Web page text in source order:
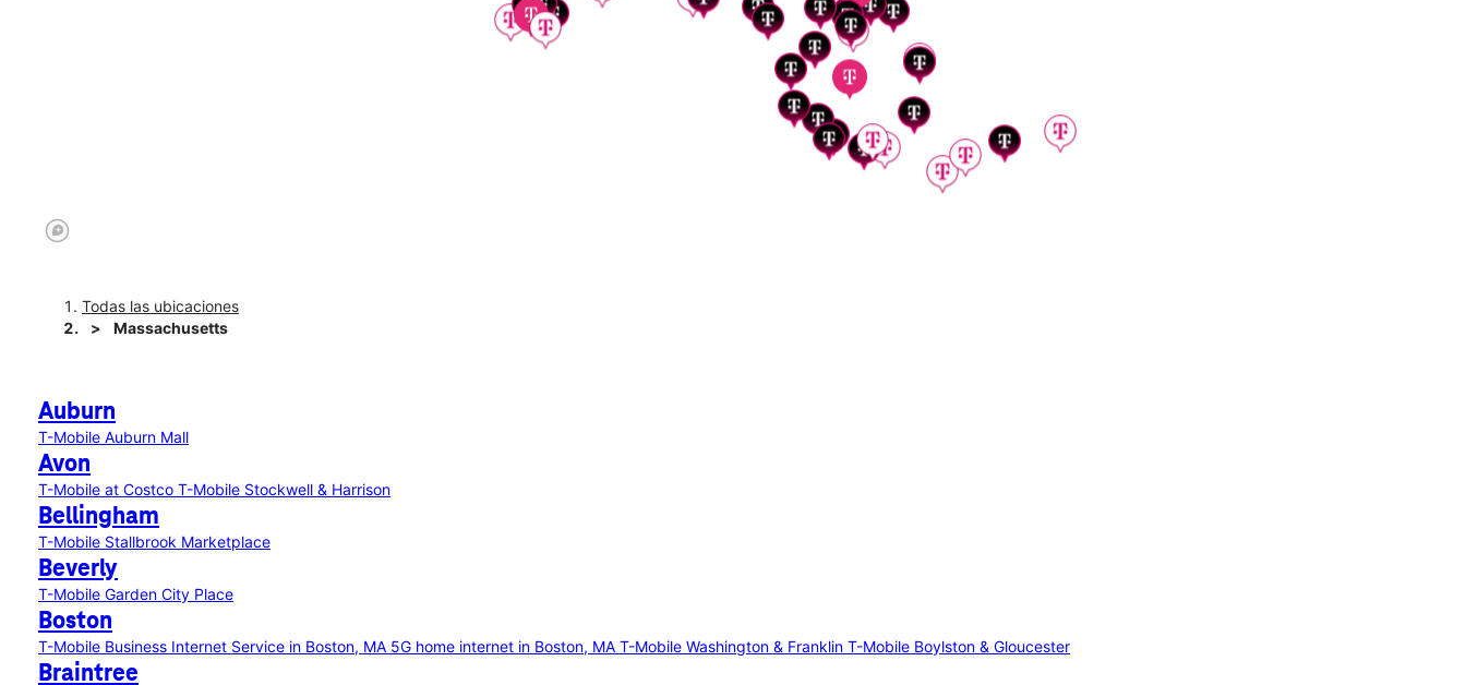
Todas las ubicaciones
Massachusetts
Auburn
T-Mobile Auburn Mall
Avon
T-Mobile at Costco T-Mobile Stockwell & Harrison
Bellingham
T-Mobile Stallbrook Marketplace
Beverly
T-Mobile Garden City Place
Boston
T-Mobile Business Internet Service in Boston, MA 5G home internet in Boston, MA T-Mobile Washington & Franklin T-Mobile Boylston & Gloucester
Braintree